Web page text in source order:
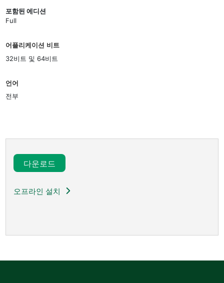
포함된 에디션
Full
어플리케이션 비트
32비트 및 64비트
언어
전부
다운로드​
오프라인 설치